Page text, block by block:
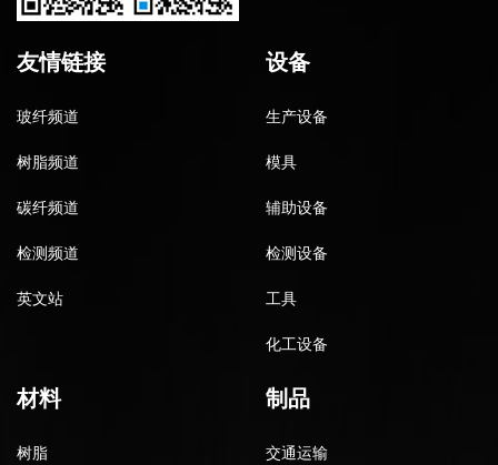
友情链接
玻纤频道
树脂频道
碳纤频道
检测频道
英文站
设备
生产设备
模具
辅助设备
检测设备
工具
化工设备
材料
树脂
制品
交通运输